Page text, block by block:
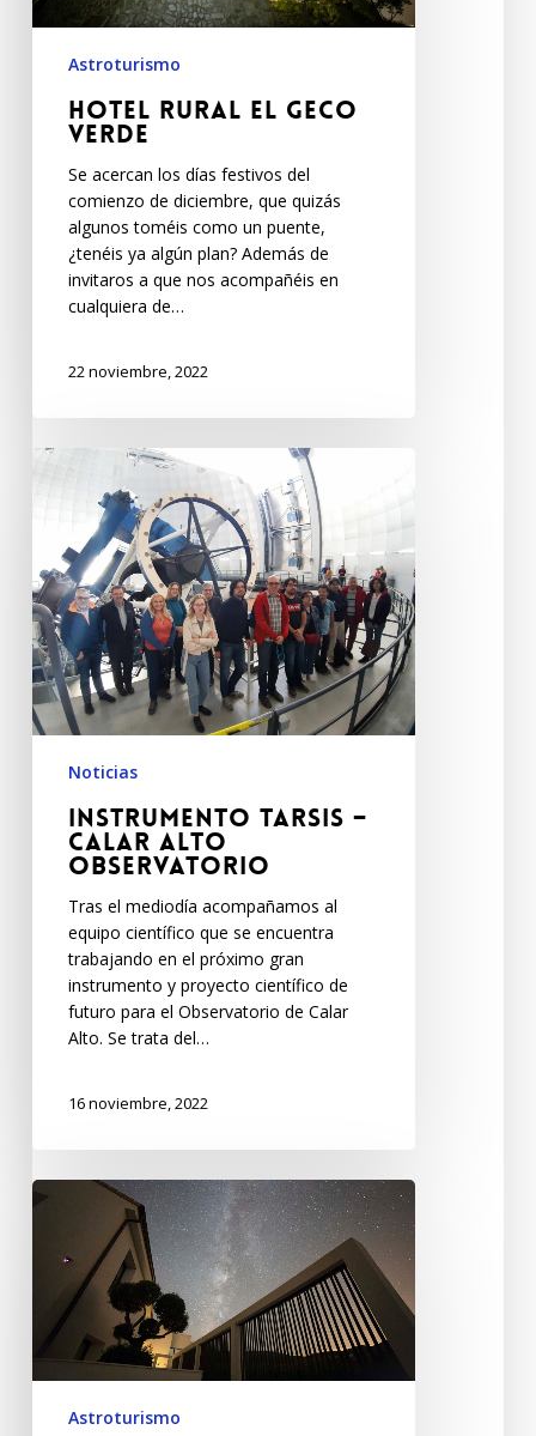
Astroturismo
Hotel Rural El Geco
Verde
Se acercan los días festivos del
comienzo de diciembre, que quizás
algunos toméis como un puente,
¿tenéis ya algún plan? Además de
invitaros a que nos acompañéis en
cualquiera de…
22 noviembre, 2022
Noticias
Instrumento TARSIS –
Calar Alto
Observatorio
Tras el mediodía acompañamos al
equipo científico que se encuentra
trabajando en el próximo gran
instrumento y proyecto científico de
futuro para el Observatorio de Calar
Alto. Se trata del…
16 noviembre, 2022
Astroturismo